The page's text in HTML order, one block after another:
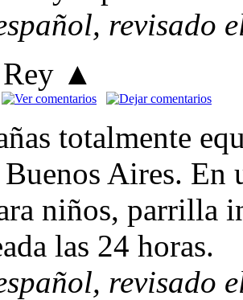
revisado
▲
totalmente
Aires. En
niños, parrilla
las 24 horas.
revisado